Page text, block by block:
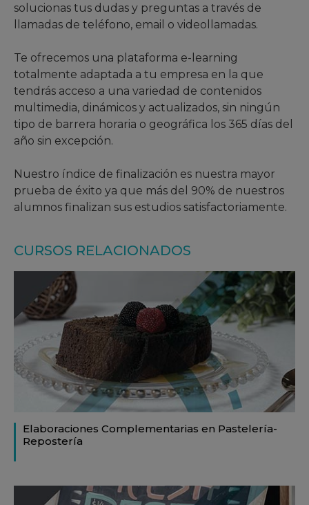
solucionas tus dudas y preguntas a través de
llamadas de teléfono, email o videollamadas.
Te ofrecemos una plataforma e-learning
totalmente adaptada a tu empresa en la que
tendrás acceso a una variedad de contenidos
multimedia, dinámicos y actualizados, sin ningún
tipo de barrera horaria o geográfica los 365 días del
año sin excepción.
Nuestro índice de finalización es nuestra mayor
prueba de éxito ya que más del 90% de nuestros
alumnos finalizan sus estudios satisfactoriamente.
CURSOS RELACIONADOS
Elaboraciones Complementarias en Pastelería-
Repostería